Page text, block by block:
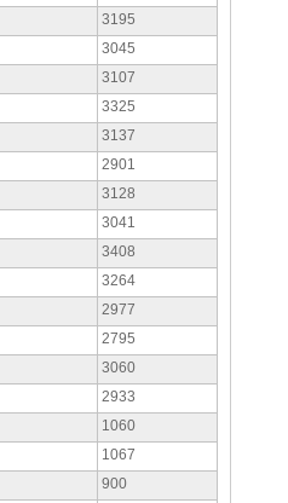
3195
3045
3107
3325
3137
2901
3128
3041
3408
3264
2977
2795
3060
2933
1060
1067
900